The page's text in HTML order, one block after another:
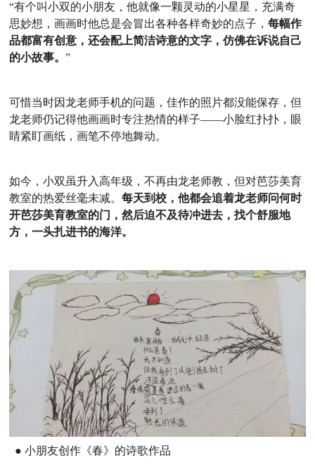
“有个叫小双的小朋友，他就像一颗灵动的小星星，充满奇
思妙想，画画时他总是会冒出各种各样奇妙的点子，每幅作
品都富有创意，还会配上简洁诗意的文字，仿佛在诉说自己
的小故事。”
可惜当时因龙老师手机的问题，佳作的照片都没能保存，但
龙老师仍记得他画画时专注热情的样子——小脸红扑扑，眼
睛紧盯画纸，画笔不停地舞动。
如今，小双虽升入高年级，不再由龙老师教，但对芭莎美育
教室的热爱丝毫未减。每天到校，他都会追着龙老师问何时
开芭莎美育教室的门，然后迫不及待冲进去，找个舒服地
方，一头扎进书的海洋。
● 小朋友创作《春》的诗歌作品